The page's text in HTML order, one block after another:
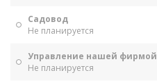
Садовод
Не планируется
Управление нашей фирмой
Не планируется